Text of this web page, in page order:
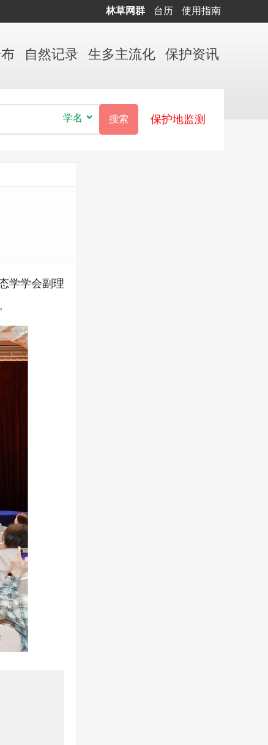
林草网群 台历 使用指南
自然记录 生多主流化 保护资讯
保护地监测
学学会副理